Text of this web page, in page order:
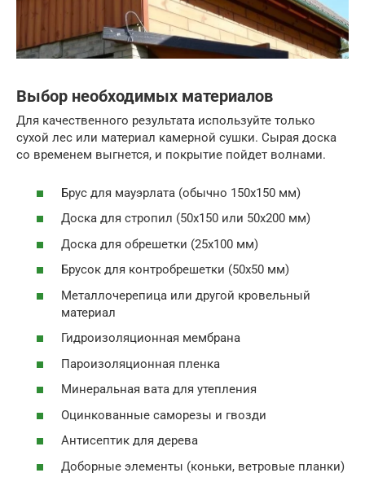
Выбор необходимых материалов
Для качественного результата используйте только
сухой лес или материал камерной сушки. Сырая доска
со временем выгнется, и покрытие пойдет волнами.
Брус для мауэрлата (обычно 150х150 мм)
Доска для стропил (50х150 или 50х200 мм)
Доска для обрешетки (25х100 мм)
Брусок для контробрешетки (50х50 мм)
Металлочерепица или другой кровельный
материал
Гидроизоляционная мембрана
Пароизоляционная пленка
Минеральная вата для утепления
Оцинкованные саморезы и гвозди
Антисептик для дерева
Доборные элементы (коньки, ветровые планки)